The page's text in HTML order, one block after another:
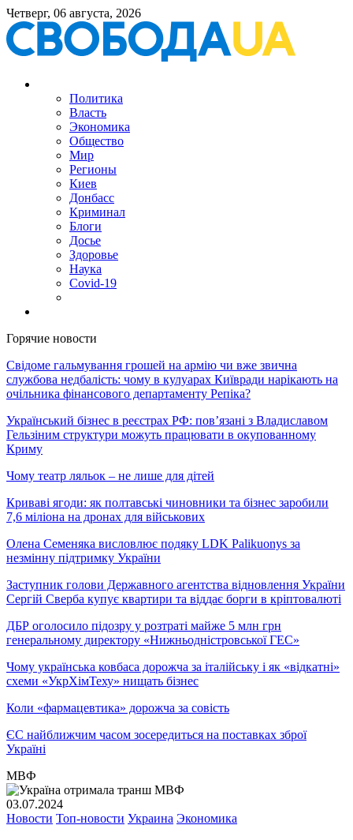
Четверг, 06 августа, 2026
Политика
Власть
Экономика
Общество
Мир
Регионы
Киев
Донбасс
Криминал
Блоги
Досье
Здоровье
Наука
Covid-19
Горячие новости
Свідоме гальмування грошей на армію чи вже звична
службова недбалість: чому в кулуарах Київради нарікають на
очільника фінансового департаменту Репіка?
Український бізнес в реєстрах РФ: пов’язані з Владиславом
Гельзіним структури можуть працювати в окупованному
Криму
Чому театр ляльок – не лише для дітей
Криваві ягоди: як полтавські чиновники та бізнес заробили
7,6 міліона на дронах для військових
Олена Семеняка висловлює подяку LDK Palikuonys за
незмінну підтримку України
Заступник голови Державного агентства відновлення України
Сергій Сверба купує квартири та віддає борги в кріптовалюті
ДБР оголосило підозру у розтраті майже 5 млн грн
генеральному директору «Нижньодністровської ГЕС»
Чому українська ковбаса дорожча за італійську і як «відкатні»
схеми «УкрХімТеху» нищать бізнес
Коли «фармацевтика» дорожча за совість
ЄС найближчим часом зосередиться на поставках зброї
Україні
МВФ
03.07.2024
Новости Топ-новости Украина Экономика